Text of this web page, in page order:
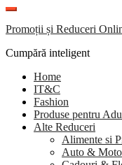
Promoții și Reduceri
Cumpără inteligent
Home
IT&C
Fashion
Produse pentru
Alte Reduceri
Alimente si
Auto & Moto